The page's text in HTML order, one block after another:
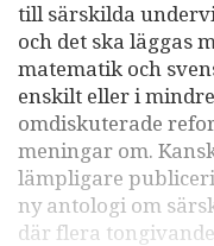
till särskilda
och det ska läggas
matematik och
enskilt eller i
omdiskuterade
meningar om.
lämpligare
ny antologi om
där flera tongivande